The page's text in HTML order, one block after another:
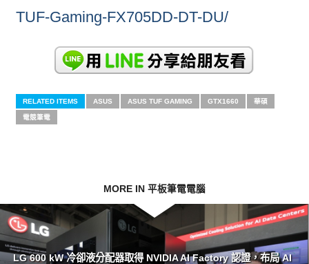
TUF-Gaming-FX705DD-DT-DU/
RELATED ITEMS ASUS ASUS TUF GAMING GTX1660 華碩
電競筆電
MORE IN 平板筆電電腦
LG 600 kW 冷卻液分配器取得 NVIDIA AI Factory 認證，布局 AI